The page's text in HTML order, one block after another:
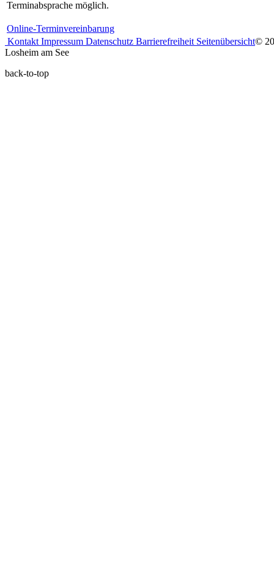
Terminabsprache möglich.
Online-Terminvereinbarung
Kontakt Impressum Datenschutz Barrierefreiheit Seitenübersicht©
Losheim am See
back-to-top